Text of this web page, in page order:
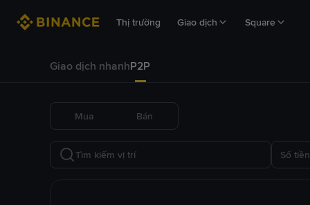
Thị trường Giao dịch Square
Giao dịch nhanhP2P
Mua Bán